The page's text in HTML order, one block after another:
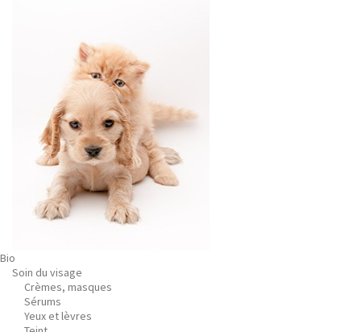
Bio
Soin du visage
Crèmes, masques
Sérums
Yeux et lèvres